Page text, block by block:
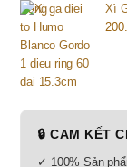
Xì
🔒 CAM KẾT
✓ 100% Sản